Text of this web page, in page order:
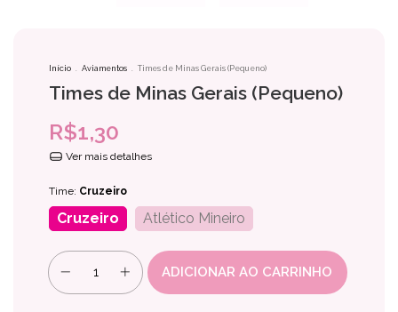
Início . Aviamentos . Times de Minas Gerais (Pequeno)
Times de Minas Gerais (Pequeno)
R$1,30
Ver mais detalhes
Time: Cruzeiro
Cruzeiro Atlético Mineiro